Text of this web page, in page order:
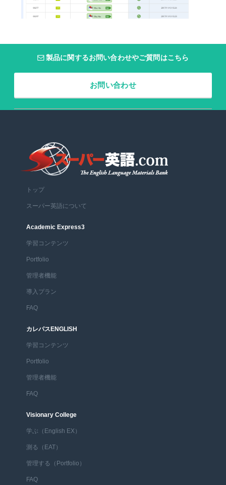
製品に関するお問い合わせやご質問はこちら
お問い合わせ
トップ
スーパー英語について
Academic Express3
学習コンテンツ
Portfolio
管理者機能
導入プラン
FAQ
カレパスENGLISH
学習コンテンツ
Portfolio
管理者機能
FAQ
Visionary College
学ぶ（English EX）
測る（EAT）
管理する（Portfolio）
FAQ